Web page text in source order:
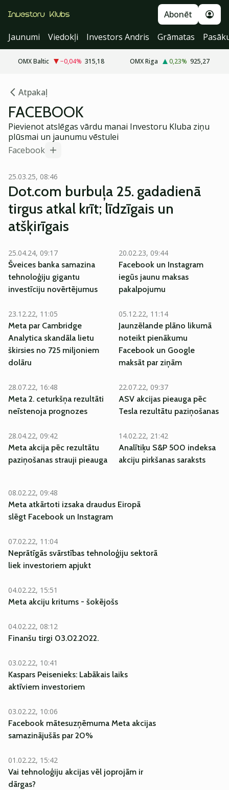
Abonēt
Jaunumi
Viedokļi Investors Andris Grāmatas
OMX Baltic −0,04% 315,18 OMX Riga 0,23% 925,27
Atpakaļ
FACEBOOK
Pievienot atslēgas vārdu manai Investoru Kluba ziņu
plūsmai un jaunumu vēstulei
Facebook
25.03.25, 08:46
Dot.com burbuļa 25. gadadienā
tirgus atkal krīt; līdzīgais un
atšķirīgais
25.04.24, 09:17
Šveices banka samazina
tehnoloģiju gigantu
investīciju novērtējumus
20.02.23, 09:44
Facebook un Instagram
iegūs jaunu maksas
pakalpojumu
23.12.22, 11:05
Meta par Cambridge
Analytica skandāla lietu
škirsies no 725 miljoniem
dolāru
05.12.22, 11:14
Jaunzēlande plāno likumā
noteikt pienākumu
Facebook un Google
maksāt par ziņām
28.07.22, 16:48
Meta 2. ceturkšņa rezultāti
neīstenoja prognozes
22.07.22, 09:37
ASV akcijas pieauga pēc
Tesla rezultātu paziņošanas
28.04.22, 09:42
Meta akcija pēc rezultātu
paziņošanas strauji pieauga
14.02.22, 21:42
Analītiķu S&P 500 indeksa
akciju pirkšanas saraksts
08.02.22, 09:48
Meta atkārtoti izsaka draudus Eiropā
slēgt Facebook un Instagram
07.02.22, 11:04
Neprātīgās svārstības tehnoloģiju sektorā
liek investoriem apjukt
04.02.22, 15:51
Meta akciju kritums - šokējošs
04.02.22, 08:12
Finanšu tirgi 03.02.2022.
03.02.22, 10:41
Kaspars Peisenieks: Labākais laiks
aktīviem investoriem
03.02.22, 10:06
Facebook mātesuzņēmuma Meta akcijas
samazinājušās par 20%
01.02.22, 15:42
Vai tehnoloģiju akcijas vēl joprojām ir
dārgas?